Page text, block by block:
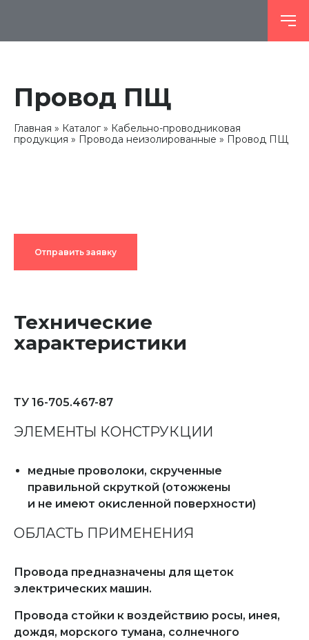
Провод ПЩ
Главная Каталог
Кабельно-проводниковая
продукция
Провода неизолированные Провод ПЩ
Отправить заявку
Технические
характеристики
ТУ 16-705.467-87
ЭЛЕМЕНТЫ КОНСТРУКЦИИ
медные проволоки, скрученные
правильной скруткой (отожжены
и не имеют окисленной поверхности)
ОБЛАСТЬ ПРИМЕНЕНИЯ
Провода предназначены для щеток
электрических машин.
Провода стойки к воздействию росы, инея,
дождя, морского тумана, солнечного